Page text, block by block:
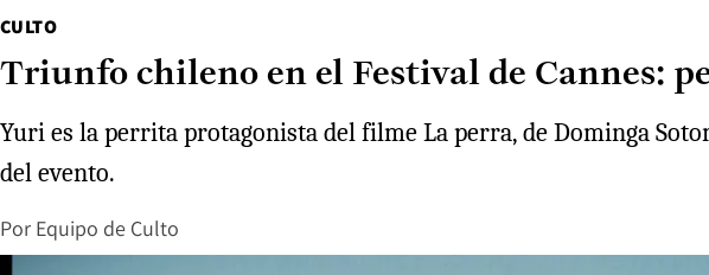
CULTO
Triunfo chileno en el Festival de Cannes:
Yuri es la perrita protagonista del filme La perra, de Dominga
del evento.
Por Equipo de Culto